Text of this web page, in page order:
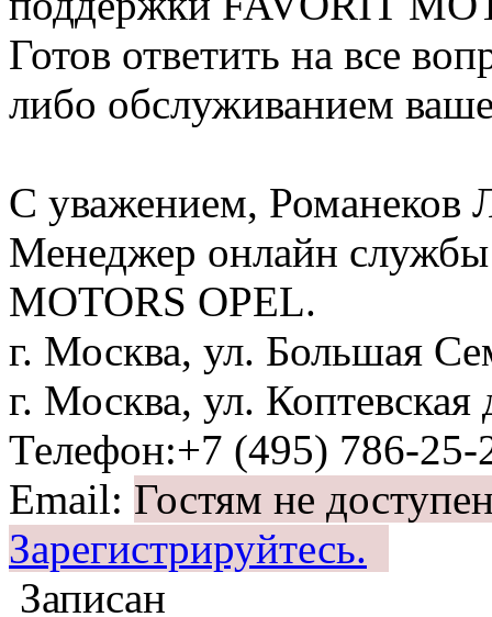
Готов ответить на все
либо обслуживанием
С уважением,
Менеджер онлайн
MOTORS OPEL.
г. Москва, ул. Большая
г. Москва, ул.
Телефон:+7 (495) 786-
Email: Гостям не
Зарегистрируйтесь.
Записан